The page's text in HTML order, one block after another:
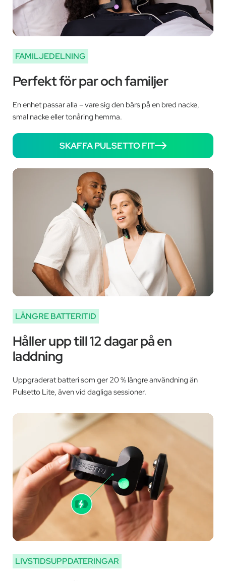
FAMILJEDELNING
Perfekt för par och familjer
En enhet passar alla – vare sig den bärs på en bred nacke,
smal nacke eller tonåring hemma.
SKAFFA PULSETTO FIT
LÄNGRE BATTERITID
Håller upp till 12 dagar på en
laddning
Uppgraderat batteri som ger 20 % längre användning än
Pulsetto Lite, även vid dagliga sessioner.
LIVSTIDSUPPDATERINGAR